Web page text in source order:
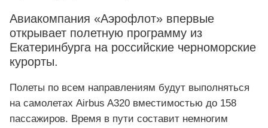
Авиакомпания «Аэрофлот» впервые
открывает полетную программу из
Екатеринбурга на российские черноморские
курорты.
Полеты по всем направлениям будут выполняться
на самолетах Airbus A320 вместимостью до 158
пассажиров. Время в пути составит немногим